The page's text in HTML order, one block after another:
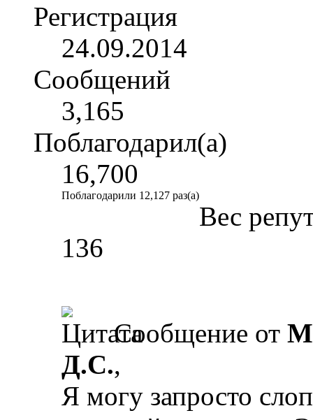
Регистрация
24.09.2014
Сообщений
3,165
Поблагодарил(а)
16,700
Поблагодарили 12,127 раз(а)
Вес
136
Сообщение от
Д.С.,
Я могу запросто